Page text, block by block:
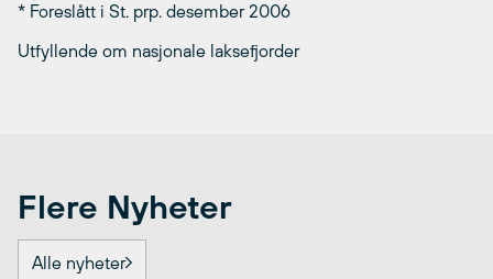
* Foreslått i St. prp. desember 2006
Utfyllende om nasjonale laksefjorder
Flere Nyheter
Alle nyheter